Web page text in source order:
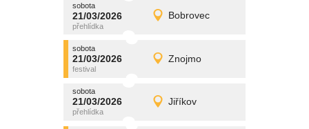
sobota
21/03/2026 Bobrovec
sobota
21/03/2026 Detail
promítání
sobota
21/03/2026 Znojmo
sobota
21/03/2026 Detail
promítání
sobota
21/03/2026 Jiříkov
sobota
21/03/2026 Detail
promítání